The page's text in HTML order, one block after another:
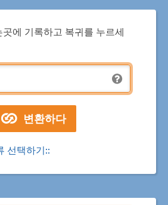
에 기록하고 복귀를 누르세
선택하기::